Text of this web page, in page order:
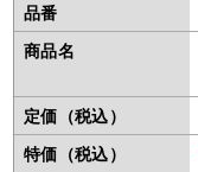
品番
商品名
定価（税込）
特価（税込）